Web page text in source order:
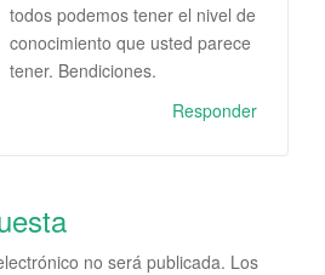
todos podemos tener el nivel de
conocimiento que usted parece
tener. Bendiciones.
Responder
no será publicada. Los